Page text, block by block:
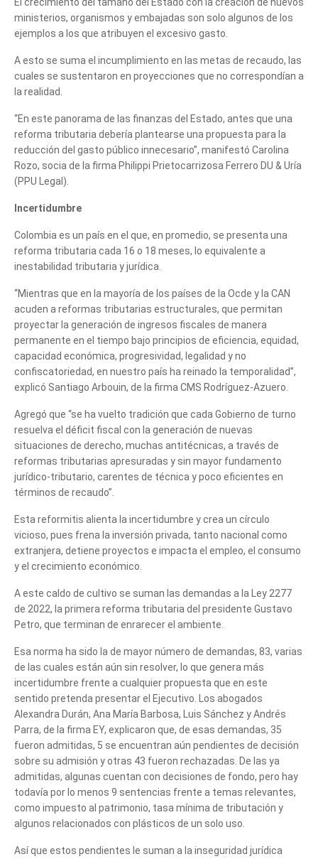
ministerios, organismos y embajadas son solo algunos de los
ejemplos a los que atribuyen el excesivo gasto.
A esto se suma el incumplimiento en las metas de recaudo, las
cuales se sustentaron en proyecciones que no correspondían a
la realidad.
“En este panorama de las finanzas del Estado, antes que una
reforma tributaria debería plantearse una propuesta para la
reducción del gasto público innecesario”, manifestó Carolina
Rozo, socia de la firma Philippi Prietocarrizosa Ferrero DU & Uría
(PPU Legal).
Incertidumbre
Colombia es un país en el que, en promedio, se presenta una
reforma tributaria cada 16 o 18 meses, lo equivalente a
inestabilidad tributaria y jurídica.
“Mientras que en la mayoría de los países de la Ocde y la CAN
acuden a reformas tributarias estructurales, que permitan
proyectar la generación de ingresos fiscales de manera
permanente en el tiempo bajo principios de eficiencia, equidad,
capacidad económica, progresividad, legalidad y no
confiscatoriedad, en nuestro país ha reinado la temporalidad”,
explicó Santiago Arbouin, de la firma CMS Rodríguez-Azuero.
Agregó que “se ha vuelto tradición que cada Gobierno de turno
resuelva el déficit fiscal con la generación de nuevas
situaciones de derecho, muchas antitécnicas, a través de
reformas tributarias apresuradas y sin mayor fundamento
jurídico-tributario, carentes de técnica y poco eficientes en
términos de recaudo”.
Esta reformitis alienta la incertidumbre y crea un círculo
vicioso, pues frena la inversión privada, tanto nacional como
extranjera, detiene proyectos e impacta el empleo, el consumo
y el crecimiento económico.
A este caldo de cultivo se suman las demandas a la Ley 2277
de 2022, la primera reforma tributaria del presidente Gustavo
Petro, que terminan de enrarecer el ambiente.
Esa norma ha sido la de mayor número de demandas, 83, varias
de las cuales están aún sin resolver, lo que genera más
incertidumbre frente a cualquier propuesta que en este
sentido pretenda presentar el Ejecutivo. Los abogados
Alexandra Durán, Ana María Barbosa, Luis Sánchez y Andrés
Parra, de la firma EY, explicaron que, de esas demandas, 35
fueron admitidas, 5 se encuentran aún pendientes de decisión
sobre su admisión y otras 43 fueron rechazadas. De las ya
admitidas, algunas cuentan con decisiones de fondo, pero hay
todavía por lo menos 9 sentencias frente a temas relevantes,
como impuesto al patrimonio, tasa mínima de tributación y
algunos relacionados con plásticos de un solo uso.
Así que estos pendientes le suman a la inseguridad jurídica